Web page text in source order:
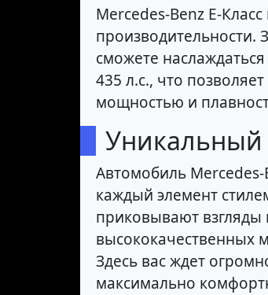
Mercedes-Benz E-
сможете
435 л.с., что
мощностью и
Уникальный
Автомобиль
каждый элемент
приковывают
высококачественных
Здесь вас ждет
максимально